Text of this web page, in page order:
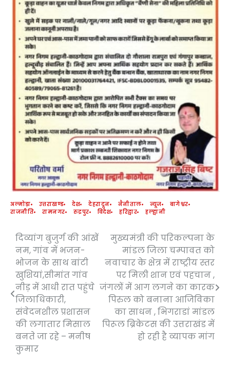
अल्मोड़ा उत्तराखण्ड देश देहरादून नैनीताल न्यूज
बागेश्वर
राजनीति
रामनगर रुद्रपुर विदेश हरिद्वार हल्द्वानी
Post
navigation
दिव्यांग बुजुर्ग की आंखें
नम, गांव में भजन-
भोजन के साथ बांटी
खुशियां,सीमांत गांव
नीड़ में आधी रात पहुंचे
जिलाधिकारी,
संवेदनशील प्रशासन
की लगातार मिसाल
बनते जा रहे – मनीष
कुमार
मुख्यमंत्री की परिकल्पना के
मांडल जिला चम्पावत को
नवाचार के क्षेत्र में राष्ट्रीय स्तर
पर मिली शान एवं पहचान ,
जंगलों में आग लगने का कारक
पिरुल को बनाना आजिविका
का साधन , भिगराडां मांडल
पिरूल ब्रिकेटस की उत्तराखंड में
हो रही है व्यापक मांग